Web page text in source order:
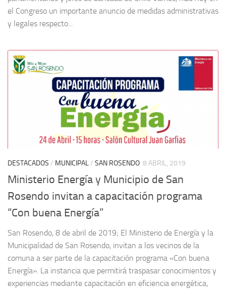
el Congreso un importante anuncio de medidas administrativas
y legales respecto...
DESTACADOS / MUNICIPAL/ SAN ROSENDO 8 ABRIL, 2019
Ministerio Energía y Municipio de San
Rosendo invitan a capacitación programa
“Con buena Energía”
San Rosendo, 8 de abril de 2019; El Ministerio de Energía y la
Municipalidad de San Rosendo, invitan a los vecinos de la
comuna a ser parte de la capacitación programa «Con buena
Energía». La instancia que permitirá traspasar conocimientos y
experiencias mediante capacitación en eficiencia energética,